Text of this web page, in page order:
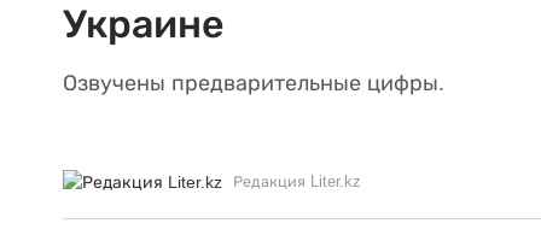
Украине
Озвучены предварительные цифры.
Редакция Liter.kz